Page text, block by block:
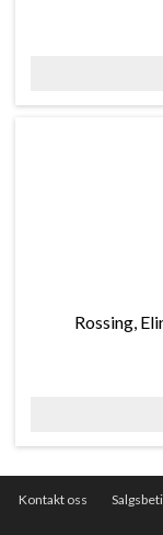
Rossing,
Kontakt oss